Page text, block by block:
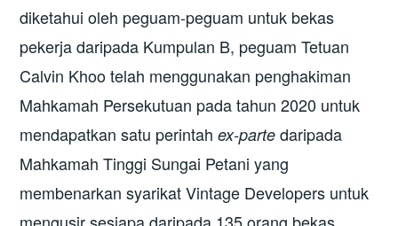
diketahui oleh peguam-peguam untuk bekas
pekerja daripada Kumpulan B, peguam Tetuan
Calvin Khoo telah menggunakan penghakiman
Mahkamah Persekutuan pada tahun 2020 untuk
mendapatkan satu perintahex-parte daripada
Mahkamah Tinggi Sungai Petani yang
membenarkan syarikat Vintage Developers untuk